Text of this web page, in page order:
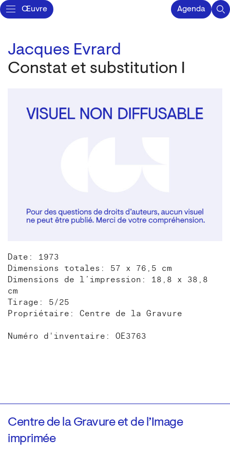
Œuvre Agenda
Jacques Evrard
Constat et substitution I
Date: 1973
Dimensions totales: 57 x 76,5 cm
Dimensions de l’impression: 18,8 x 38,8
cm
Tirage: 5/25
Propriétaire: Centre de la Gravure
Numéro d'inventaire: OE3763
Centre de la Gravure et de l’Image
imprimée